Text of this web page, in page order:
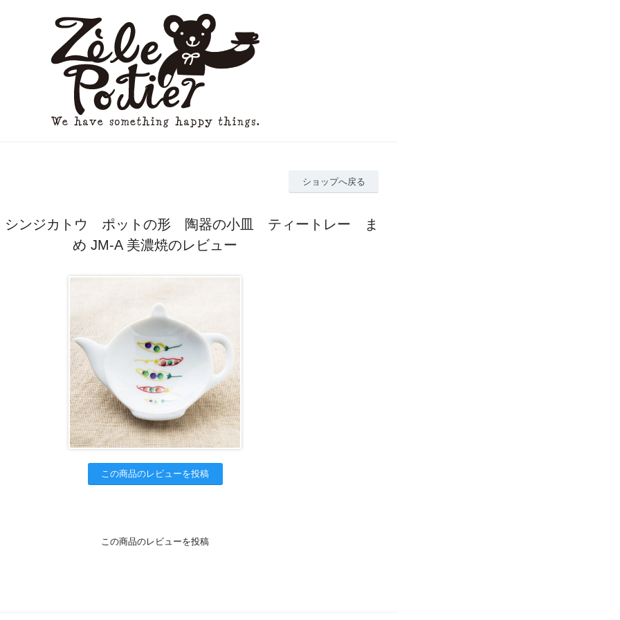
ショップへ戻る
シンジカトウ ポットの形 陶器の小皿 ティートレー ま
め JM-A 美濃焼のレビュー
この商品のレビューを投稿
この商品のレビューを投稿